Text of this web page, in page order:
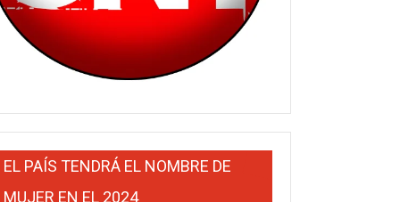
EL PAÍS TENDRÁ EL NOMBRE DE
MUJER EN EL 2024